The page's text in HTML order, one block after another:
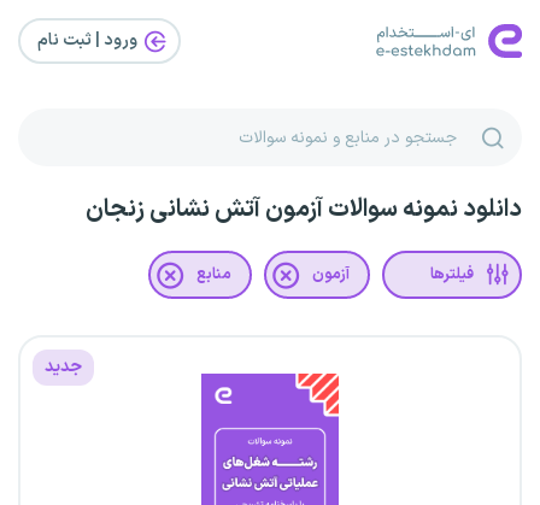
ورود | ثبت‌ نام
دانلود نمونه سوالات آزمون آتش نشانی زنجان
فیلترها آزمون منابع
جدید